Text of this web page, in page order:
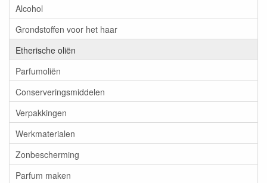
Alcohol
Grondstoffen voor het haar
Etherische oliën
Parfumoliën
Conserveringsmiddelen
Verpakkingen
Werkmaterialen
Zonbescherming
Parfum maken